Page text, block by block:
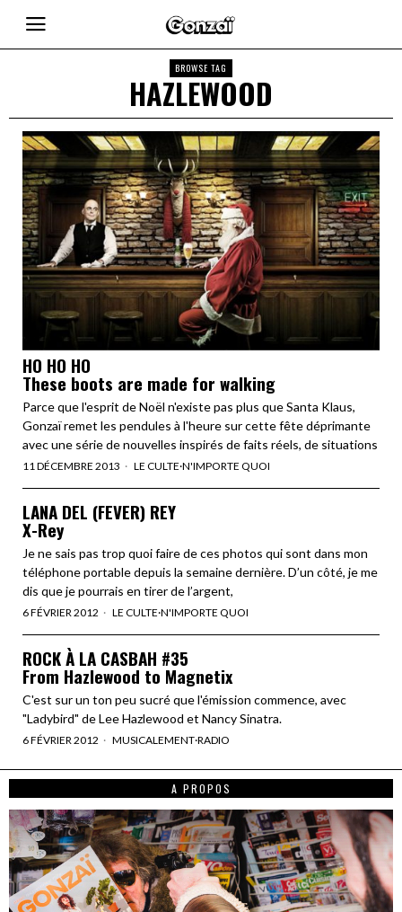
BROWSE TAG
HAZLEWOOD
HO HO HO
These boots are made for walking
Parce que l'esprit de Noël n'existe pas plus que Santa Klaus,
Gonzaï remet les pendules à l'heure sur cette fête déprimante
avec une série de nouvelles inspirés de faits réels, de situations
11 DÉCEMBRE 2013 LE CULTE·N'IMPORTE QUOI
LANA DEL (FEVER) REY
X-Rey
Je ne sais pas trop quoi faire de ces photos qui sont dans mon
téléphone portable depuis la semaine dernière. D’un côté, je me
dis que je pourrais en tirer de l’argent,
6 FÉVRIER 2012 LE CULTE·N'IMPORTE QUOI
ROCK À LA CASBAH #35
From Hazlewood to Magnetix
C'est sur un ton peu sucré que l'émission commence, avec
"Ladybird" de Lee Hazlewood et Nancy Sinatra.
6 FÉVRIER 2012 MUSICALEMENT·RADIO
A PROPOS